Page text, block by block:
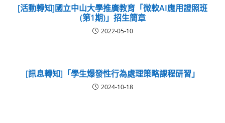
[活動轉知]國立中山大學推廣教育「微軟AI應用證照班
(第1期)」招生簡章
2022-05-10
[訊息轉知]「學生爆發性行為處理策略課程研習」
2024-10-18